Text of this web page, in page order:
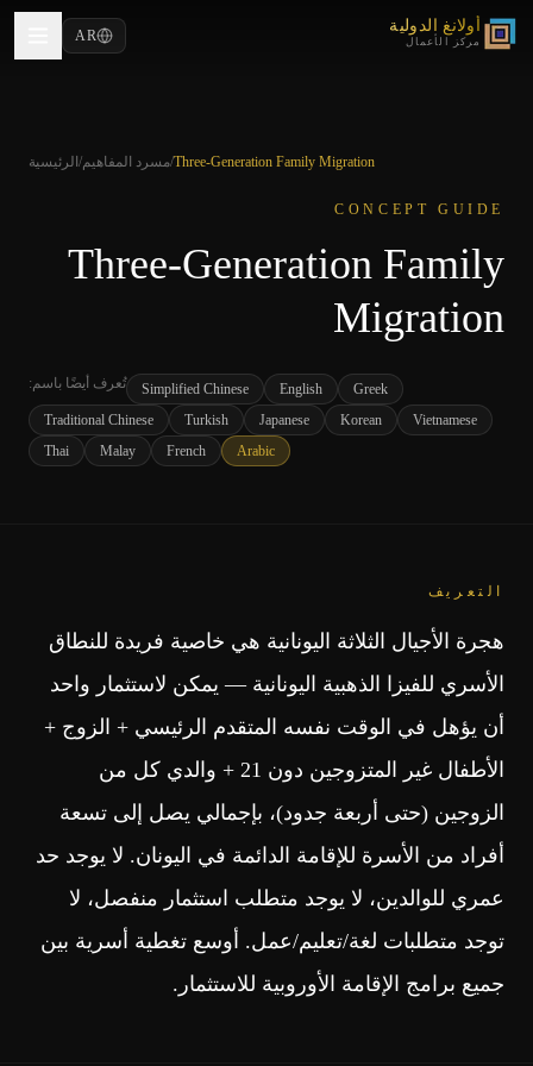
أولانغ الدولية
مركز الأعمال AR
الرئيسية /مسرد المفاهيم/Three-Generation Family Migration
CONCEPT GUIDE
Three-Generation Family
Migration
تُعرف أيضًا باسم: Simplified Chinese English
Greek
Traditional Chinese
Turkish Japanese Korean
Vietnamese
Thai
Malay French Arabic
التعريف
هجرة الأجيال الثلاثة اليونانية هي خاصية فريدة للنطاق
الأسري للفيزا الذهبية اليونانية — يمكن لاستثمار واحد
أن يؤهل في الوقت نفسه المتقدم الرئيسي + الزوج +
الأطفال غير المتزوجين دون 21 + والدي كل من
الزوجين (حتى أربعة جدود)، بإجمالي يصل إلى تسعة
أفراد من الأسرة للإقامة الدائمة في اليونان. لا يوجد حد
عمري للوالدين، لا يوجد متطلب استثمار منفصل، لا
توجد متطلبات لغة/تعليم/عمل. أوسع تغطية أسرية بين
جميع برامج الإقامة الأوروبية للاستثمار.